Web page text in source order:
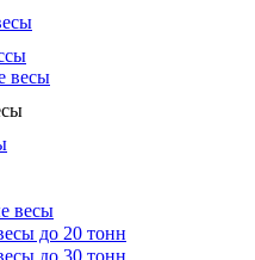
весы
весы
до 20 тонн
до 30 тонн